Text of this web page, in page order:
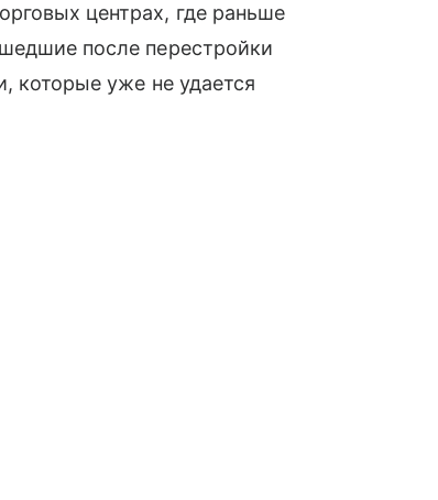
центрах, где раньше
после перестройки
которые уже не удается